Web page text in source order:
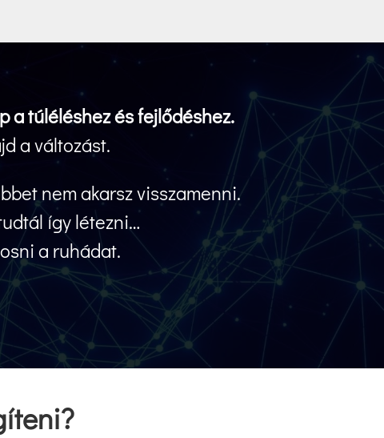
a túléléshez és fejlődéshez.
a változást.
nem akarsz visszamenni.
így létezni…
a ruhádat.